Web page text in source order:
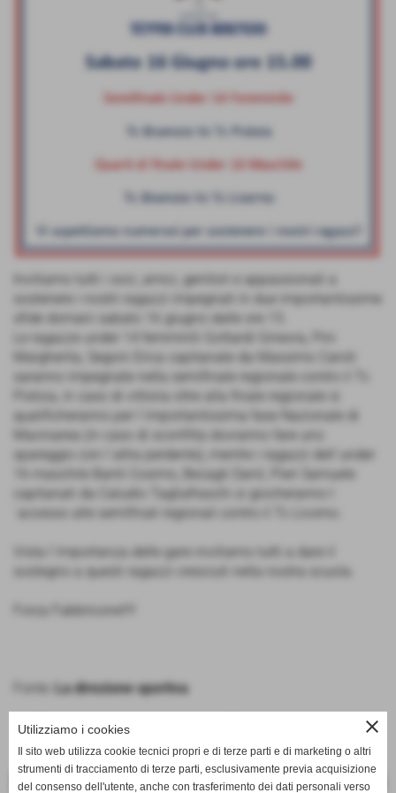
Invitiamo tutti i soci, amici, genitori e appassionati a
sostenere i nostri ragazzi impegnati in due importantissime
sfide domani sabato 16 giugno dalle ore 15.
Le ragazze under 14 femminili Gottardi Ginevra, Pini
Margherita, Segoni Erica capitanate da Massimo Caroti
saranno impegnate nella semifinale regionale contro il Tc
Pistoia, in caso di vittoria oltre alla finale regionale si
qualificheranno per l´importantissima fase Nazionale di
Macroarea (in caso di sconfitta dovranno fare uno
spareggio con l´altra perdente), mentre i ragazzi dell´under
16 maschile Banti Cosimo, Becagli Danil, Pieri Samuele
capitanati da Caludio Tagliafraschi si giocheranno l
´accesso alle semifinali regionali contro il Tc Livorno.
Vista l´importanza delle gare invitiamo tutti a dare il
sostegno a questi ragazzi cresciuti nella nostra scuola.
Forza Fabbricone!!!!
La direzione sportiva
<< PRECEDENTE SUCCESSIVO >>
close
Utilizziamo i cookies
Il sito web utilizza cookie tecnici propri e di terze parti e di marketing o altri
strumenti di tracciamento di terze parti, esclusivamente previa acquisizione
del consenso dell'utente, anche con trasferimento dei dati personali verso